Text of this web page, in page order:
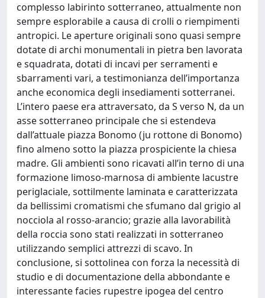
complesso labirinto sotterraneo, attualmente non
sempre esplorabile a causa di crolli o riempimenti
antropici. Le aperture originali sono quasi sempre
dotate di archi monumentali in pietra ben lavorata
e squadrata, dotati di incavi per serramenti e
sbarramenti vari, a testimonianza dell’importanza
anche economica degli insediamenti sotterranei.
L’intero paese era attraversato, da S verso N, da un
asse sotterraneo principale che si estendeva
dall’attuale piazza Bonomo (ju rottone di Bonomo)
fino almeno sotto la piazza prospiciente la chiesa
madre. Gli ambienti sono ricavati all’in terno di una
formazione limoso-marnosa di ambiente lacustre
periglaciale, sottilmente laminata e caratterizzata
da bellissimi cromatismi che sfumano dal grigio al
nocciola al rosso-arancio; grazie alla lavorabilità
della roccia sono stati realizzati in sotterraneo
utilizzando semplici attrezzi di scavo. In
conclusione, si sottolinea con forza la necessità di
studio e di documentazione della abbondante e
interessante facies rupestre ipogea del centro